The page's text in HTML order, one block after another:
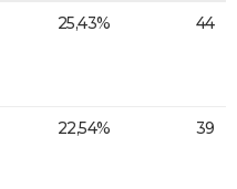
25,43% 44
22,54% 39